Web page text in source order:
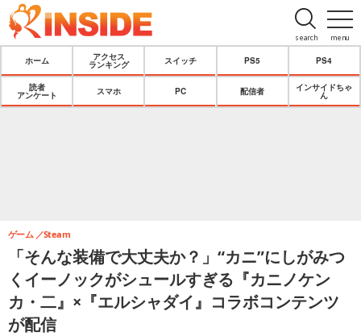
menu
search
ホーム
アクセス
ランキング
スイッチ PS5 PS4
読者
アンケート
スマホ PC 配信者
インサイドちゃ
ん
「そんな装備で大丈夫か？」“カニ”にしがみつ
くイーノックがシュールすぎる『カニノケン
カ・二』×『エルシャダイ』コラボコンテンツ
が配信
ゲーム Steam